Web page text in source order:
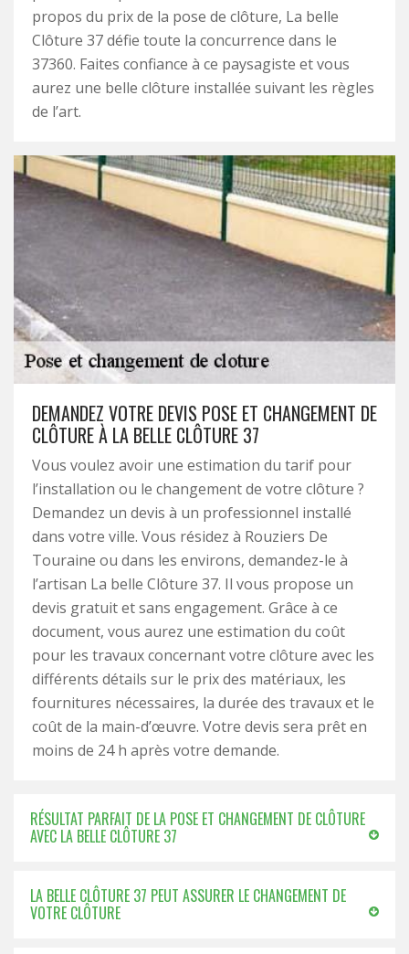
propos du prix de la pose de clôture, La belle
Clôture 37 défie toute la concurrence dans le
37360. Faites confiance à ce paysagiste et vous
aurez une belle clôture installée suivant les règles
de l’art.
DEMANDEZ VOTRE DEVIS POSE ET CHANGEMENT DE
CLÔTURE À LA BELLE CLÔTURE 37
Vous voulez avoir une estimation du tarif pour
l’installation ou le changement de votre clôture ?
Demandez un devis à un professionnel installé
dans votre ville. Vous résidez à Rouziers De
Touraine ou dans les environs, demandez-le à
l’artisan La belle Clôture 37. Il vous propose un
devis gratuit et sans engagement. Grâce à ce
document, vous aurez une estimation du coût
pour les travaux concernant votre clôture avec les
différents détails sur le prix des matériaux, les
fournitures nécessaires, la durée des travaux et le
coût de la main-d’œuvre. Votre devis sera prêt en
moins de 24 h après votre demande.
RÉSULTAT PARFAIT DE LA POSE ET CHANGEMENT DE CLÔTURE
AVEC LA BELLE CLÔTURE 37
LA BELLE CLÔTURE 37 PEUT ASSURER LE CHANGEMENT DE
VOTRE CLÔTURE